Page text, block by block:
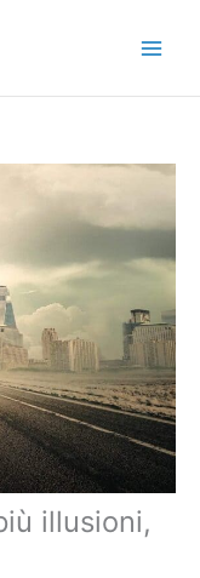
illusioni,